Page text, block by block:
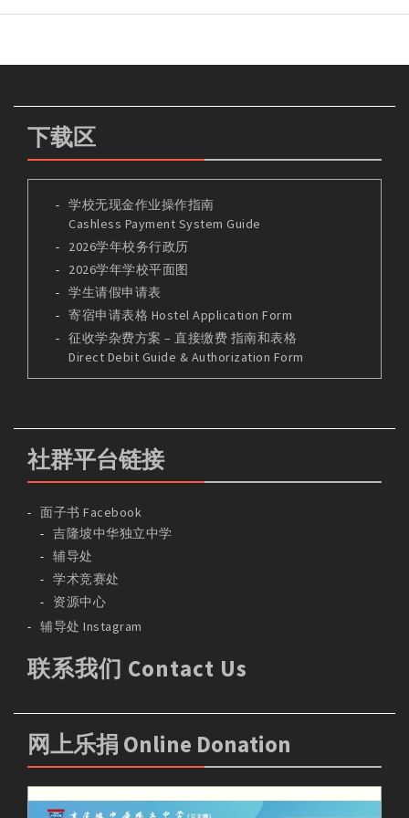
下载区
学校无现金作业操作指南
Cashless Payment System Guide
2026学年校务行政历
2026学年学校平面图
学生请假申请表
寄宿申请表格 Hostel Application Form
征收学杂费方案 – 直接缴费 指南和表格
Direct Debit Guide & Authorization Form
社群平台链接
面子书 Facebook
吉隆坡中华独立中学
辅导处
学术竞赛处
资源中心
辅导处 Instagram
联系我们 Contact Us
网上乐捐 Online Donation